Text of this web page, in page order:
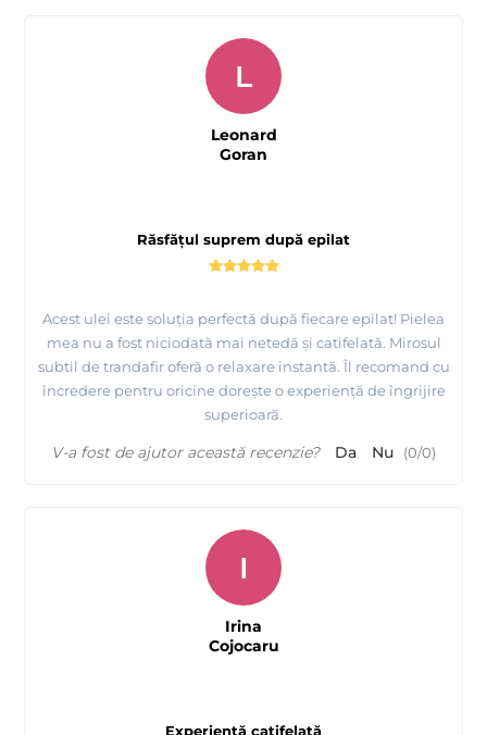
Răsfățul suprem după epilat
Acest ulei este soluția perfectă după fiecare epilat! Pielea
mea nu a fost niciodată mai netedă și catifelată. Mirosul
subtil de trandafir oferă o relaxare instantă. Îl recomand cu
încredere pentru oricine dorește o experiență de îngrijire
superioară.
L
Leonard
Goran
V-a fost de ajutor această recenzie? Da Nu (0/0)
Experiență catifelată
I
Irina
Cojocaru